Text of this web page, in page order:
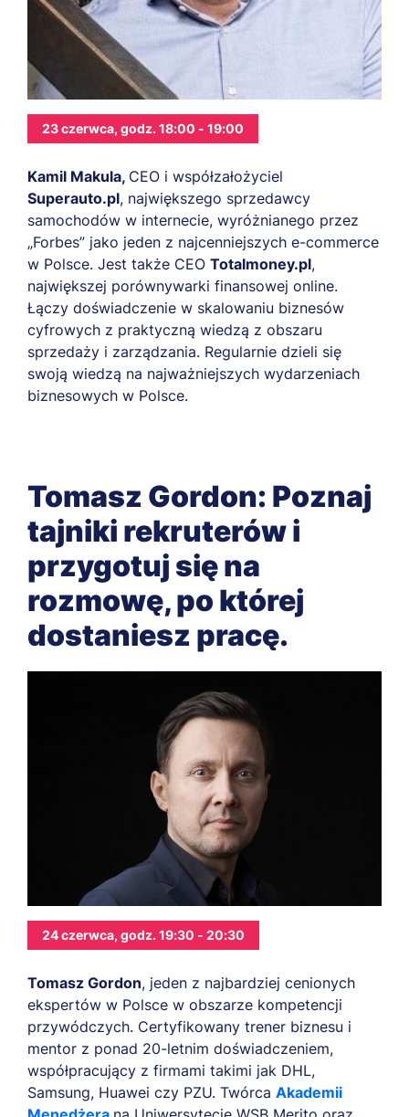
23 czerwca, godz. 18:00 - 19:00
Kamil Makula, CEO i współzałożyciel
Superauto.pl, największego sprzedawcy
samochodów w internecie, wyróżnianego przez
„Forbes” jako jeden z najcenniejszych e-commerce
w Polsce. Jest także CEO Totalmoney.pl,
największej porównywarki finansowej online.
Łączy doświadczenie w skalowaniu biznesów
cyfrowych z praktyczną wiedzą z obszaru
sprzedaży i zarządzania. Regularnie dzieli się
swoją wiedzą na najważniejszych wydarzeniach
biznesowych w Polsce.
Tomasz Gordon: Poznaj
tajniki rekruterów i
przygotuj się na
rozmowę, po której
dostaniesz pracę.
24 czerwca, godz. 19:30 - 20:30
Tomasz Gordon, jeden z najbardziej cenionych
ekspertów w Polsce w obszarze kompetencji
przywódczych. Certyfikowany trener biznesu i
mentor z ponad 20-letnim doświadczeniem,
współpracujący z firmami takimi jak DHL,
Samsung, Huawei czy PZU. Twórca Akademii